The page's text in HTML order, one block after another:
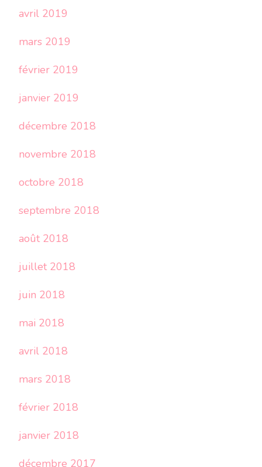
avril 2019
mars 2019
février 2019
janvier 2019
décembre 2018
novembre 2018
octobre 2018
septembre 2018
août 2018
juillet 2018
juin 2018
mai 2018
avril 2018
mars 2018
février 2018
janvier 2018
décembre 2017